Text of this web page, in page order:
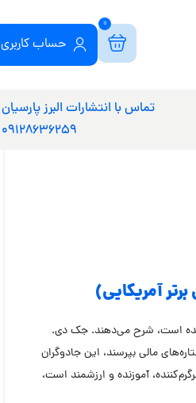
حساب کاربری
0
تماس با انتشارات البرز پارسیان
09128636259
آمریکایی)
است، شرح می‌دهند. جک دی.
مالی بپرسند، این جادوگران
آموزنده و ارزشمند است،